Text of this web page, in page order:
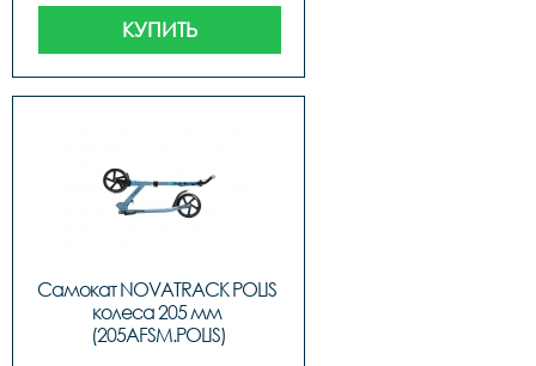
КУПИТЬ
Самокат NOVATRACK POLIS
колеса 205 мм
(205AFSM.POLIS)